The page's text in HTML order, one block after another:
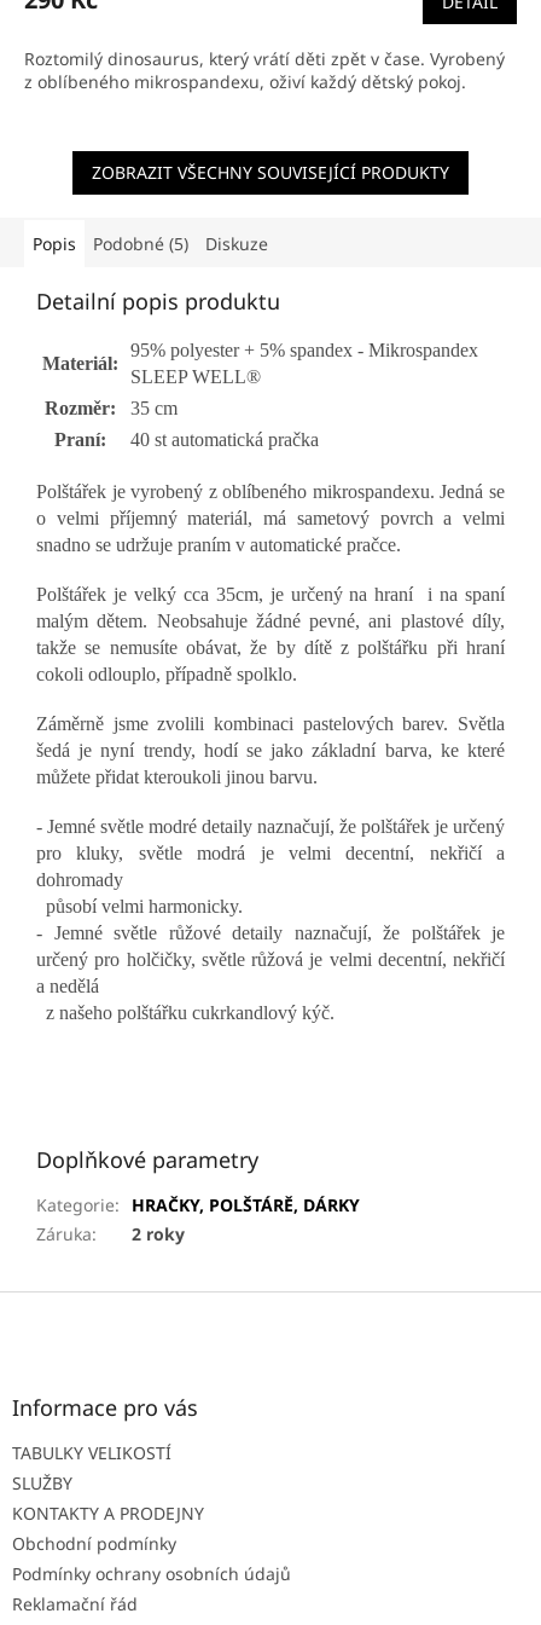
z
5
hvězdiček.
Roztomilý dinosaurus, který vrátí děti zpět v čase. Vyrobený
z oblíbeného mikrospandexu, oživí každý dětský pokoj.
ZOBRAZIT VŠECHNY SOUVISEJÍCÍ PRODUKTY
Popis Podobné (5) Diskuze
Detailní popis produktu
Materiál:
95% polyester + 5% spandex - Mikrospandex
SLEEP WELL®
Rozměr:
35 cm
Praní:
40 st automatická pračka
Polštářek je vyrobený z oblíbeného mikrospandexu. Jedná se
o velmi příjemný materiál, má sametový povrch a velmi
snadno se udržuje praním v automatické pračce.
Polštářek je velký cca 35cm, je určený na hraní i na spaní
malým dětem. Neobsahuje žádné pevné, ani plastové díly,
takže se nemusíte obávat, že by dítě z polštářku při hraní
cokoli odlouplo, případně spolklo.
Záměrně jsme zvolili kombinaci pastelových barev. Světla
šedá je nyní trendy, hodí se jako základní barva, ke které
můžete přidat kteroukoli jinou barvu.
- Jemné světle modré detaily naznačují, že polštářek je určený
pro kluky, světle modrá je velmi decentní, nekřičí a
dohromady
působí velmi harmonicky.
- Jemné světle růžové detaily naznačují, že polštářek je
určený pro holčičky, světle růžová je velmi decentní, nekřičí
a nedělá
z našeho polštářku cukrkandlový kýč.
Doplňkové parametry
Kategorie:
HRAČKY, POLŠTÁRĚ, DÁRKY
Záruka: 2 roky
Z
Informace pro vás
TABULKY VELIKOSTÍ
SLUŽBY
KONTAKTY A PRODEJNY
Obchodní podmínky
Podmínky ochrany osobních údajů
Reklamační řád